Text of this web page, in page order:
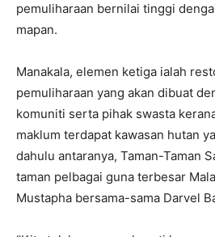
pemuliharaan bernilai tinggi
mapan.
Manakala, elemen ketiga ialah
pemuliharaan yang akan dibuat
komuniti serta pihak swasta
maklum terdapat kawasan hutan
dahulu antaranya, Taman-Taman
taman pelbagai guna terbesar
Mustapha bersama-sama Darvel